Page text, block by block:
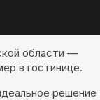
области —
в гостинице.
решение